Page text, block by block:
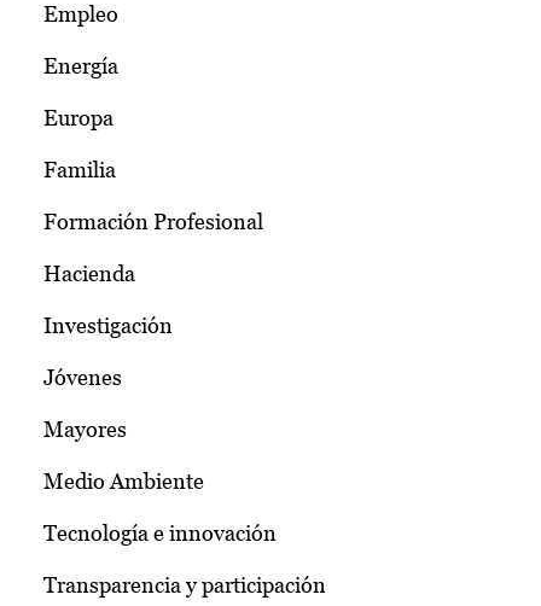
Empleo
Energía
Europa
Familia
Formación Profesional
Hacienda
Investigación
Jóvenes
Mayores
Medio Ambiente
Tecnología e innovación
Transparencia y participación